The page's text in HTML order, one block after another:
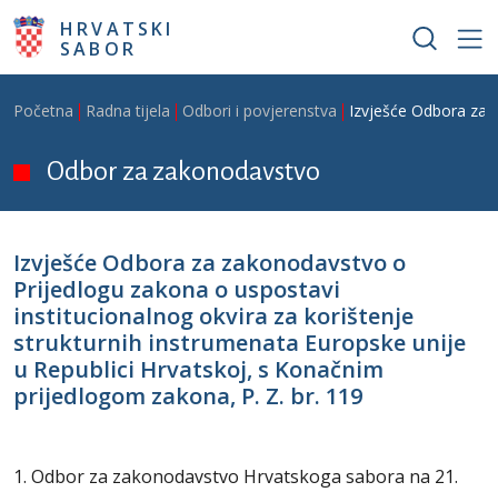
Skoči na glavni sadržaj
HRVATSKI
SABOR
Breadcrumb
Početna Radna tijela Odbori i povjerenstva Izvješće Odbora za
Odbor za zakonodavstvo
Izvješće Odbora za zakonodavstvo o
Prijedlogu zakona o uspostavi
institucionalnog okvira za korištenje
strukturnih instrumenata Europske unije
u Republici Hrvatskoj, s Konačnim
prijedlogom zakona, P. Z. br. 119
1. Odbor za zakonodavstvo Hrvatskoga sabora na 21.